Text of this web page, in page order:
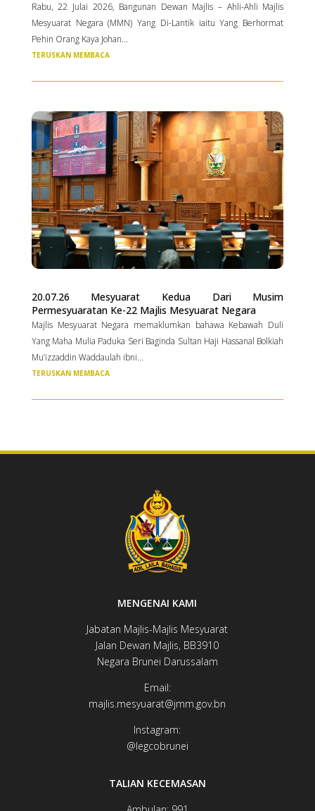
Rabu, 22 Julai 2026, Bangunan Dewan Majlis – Ahli-Ahli Majlis
Mesyuarat Negara (MMN) Yang Di-Lantik iaitu Yang Berhormat
Pehin Orang Kaya Johan...
TERUSKAN MEMBACA
20.07.26 Mesyuarat Kedua Dari Musim
Permesyuaratan Ke-22 Majlis Mesyuarat Negara
Majlis Mesyuarat Negara memaklumkan bahawa Kebawah Duli
Yang Maha Mulia Paduka Seri Baginda Sultan Haji Hassanal Bolkiah
Mu’izzaddin Waddaulah ibni...
TERUSKAN MEMBACA
MENGENAI KAMI
Jabatan Majlis-Majlis Mesyuarat
Jalan Dewan ​​​​Majlis, BB3910​
Negara Brunei Darussalam
Email:
majlis.mesyuarat@jmm.gov.bn
Instagram:
@legcobrunei​​​​
TALIAN KECEMASAN